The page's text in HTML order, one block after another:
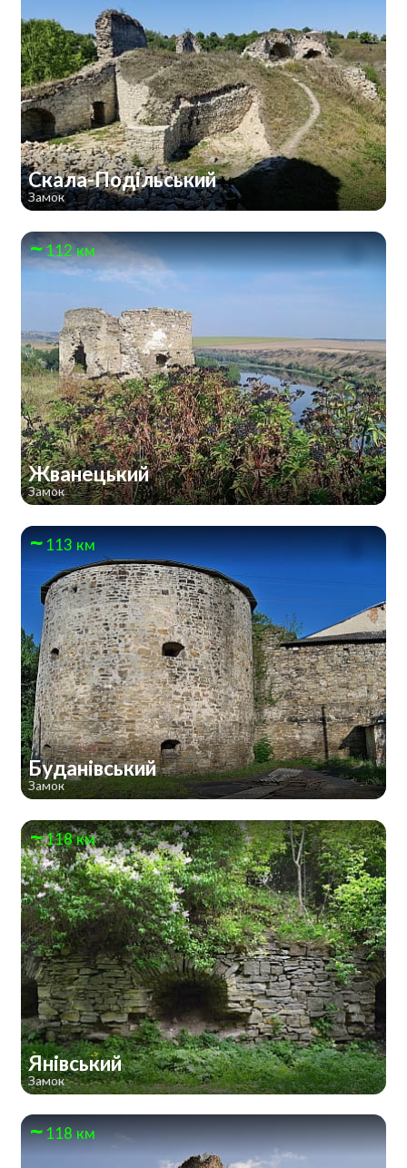
Скала-Подільський
Замок
112 км
Жванецький
Замок
113 км
Буданівський
Замок
118 км
Янівський
Замок
118 км